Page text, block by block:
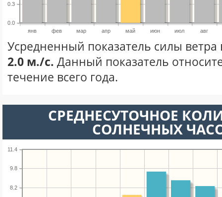
янв фев мар апр май июн июл авг
0.0
0.3
Усредненный показатель силы ветра
2.0 м./с. Данный показатель
течение всего года.
СРЕДНЕСУТОЧНОЕ
СОЛНЕЧНЫХ
8.2
9.8
11.4